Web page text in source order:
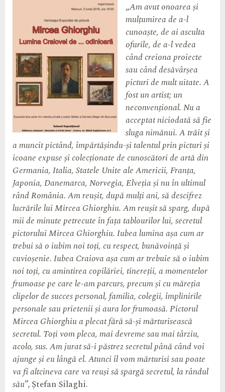
„Am avut onoarea și
mulțumirea de a-l
cunoaște, de ai asculta
ofurile, de a-l vedea
când creiona proiecte
sau când desăvârșea
picturi de mult uitate. A
fost un artist; un
neconvențional. Nu a
acceptat niciodată să fie
sluga nimănui. A trăit și
a muncit pictând, împărtășindu-și talentul prin picturi și
icoane expuse și colecționate de cunoscători de artă din
Germania, Italia, Statele Unite ale Americii, Franța,
Japonia, Danemarca, Norvegia, Elveția și nu în ultimul
rând România. Am reușit, după mulți ani, să descifrez
lucrările lui Mircea Ghiorghiu. Am reușit să sparg, după
mii de minute petrecute în fața tablourilor lui, secretul
pictorului Mircea Ghiorghiu. Iubea lumina așa cum ar
trebui să o iubim noi toți, cu respect, bunăvoință și
cuvioșenie. Iubea Craiova așa cum ar trebuie să o iubim
noi toți, cu amintirea copilăriei, tinereții, a momentelor
frumoase pe care le-am parcurs, precum și cu măreția
clipelor de succes personal, familia, colegii, împlinirile
personale sau prietenii și aura lor frumoasă. Pictorul
Mircea Ghiorghiu a plecat fără să-și mărturisească
secretul. Toți vom pleca, mai devreme sau mai târziu,
acolo, sus. Am jurat să-i păstrez secretul până când voi
ajunge și eu lângă el. Atunci îl vom mărturisi sau poate
va fi altcineva care va reuși să spargă secretul, la rândul
său”, Ștefan Silaghi.